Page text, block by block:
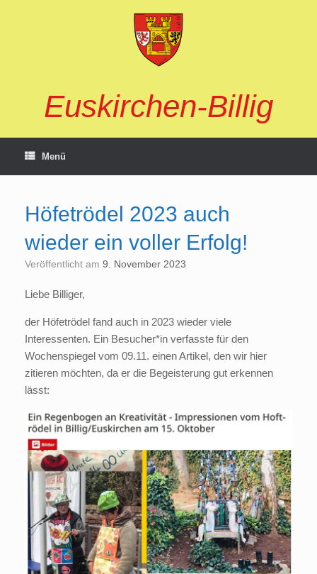
Euskirchen-Billig
Menü
Höfetrödel 2023 auch
wieder ein voller Erfolg!
Veröffentlicht am 9. November 2023
Liebe Billiger,
der Höfetrödel fand auch in 2023 wieder viele
Interessenten. Ein Besucher*in verfasste für den
Wochenspiegel vom 09.11. einen Artikel, den wir hier
zitieren möchten, da er die Begeisterung gut erkennen
lässt: